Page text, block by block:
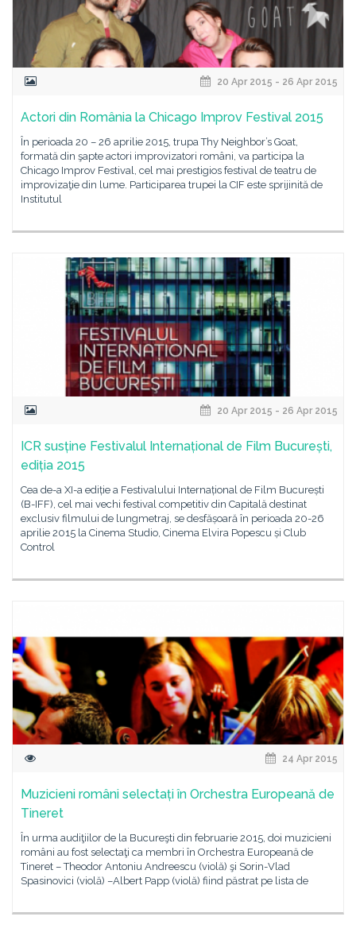
20 Apr 2015 - 26 Apr 2015
Actori din România la Chicago Improv Festival 2015
În perioada 20 – 26 aprilie 2015, trupa Thy Neighbor’s Goat,
formată din şapte actori improvizatori români, va participa la
Chicago Improv Festival, cel mai prestigios festival de teatru de
improvizaţie din lume. Participarea trupei la CIF este sprijinită de
Institutul
20 Apr 2015 - 26 Apr 2015
ICR susține Festivalul Internațional de Film București,
ediția 2015
Cea de-a XI-a ediție a Festivalului Internațional de Film București
(B-IFF), cel mai vechi festival competitiv din Capitală destinat
exclusiv filmului de lungmetraj, se desfășoară în perioada 20-26
aprilie 2015 la Cinema Studio, Cinema Elvira Popescu și Club
Control
24 Apr 2015
Muzicieni români selectați în Orchestra Europeană de
Tineret
În urma audiţiilor de la Bucureşti din februarie 2015, doi muzicieni
români au fost selectaţi ca membri în Orchestra Europeană de
Tineret – Theodor Antoniu Andreescu (violă) şi Sorin-Vlad
Spasinovici (violă) –Albert Papp (violă) fiind păstrat pe lista de